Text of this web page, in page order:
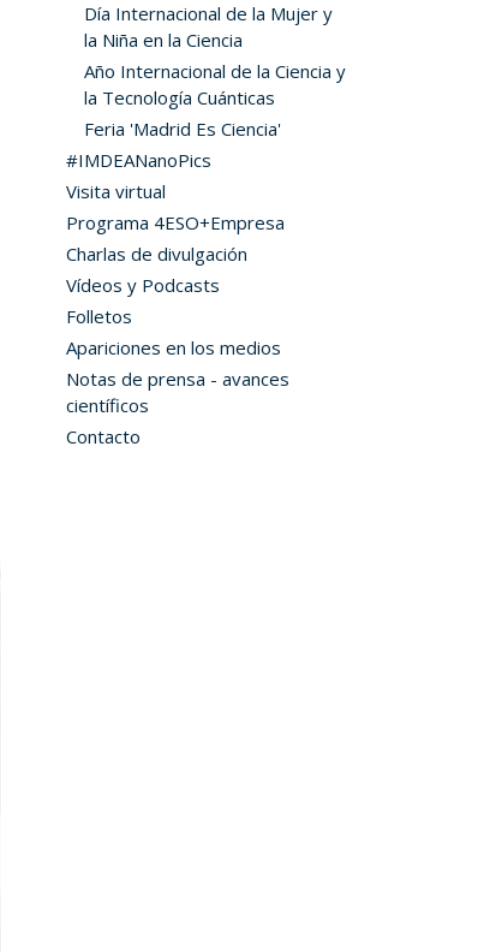
Día Internacional de la Mujer y
la Niña en la Ciencia
Año Internacional de la Ciencia y
la Tecnología Cuánticas
Feria 'Madrid Es Ciencia'
#IMDEANanoPics
Visita virtual
Programa 4ESO+Empresa
Charlas de divulgación
Vídeos y Podcasts
Folletos
Apariciones en los medios
Notas de prensa - avances
científicos
Contacto